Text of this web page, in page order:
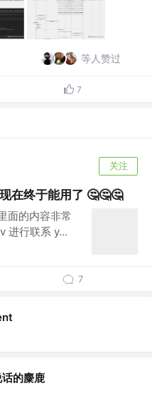
等人赞过
7
关注
在终于能用了 🤔🤔🤔
面的内容非常
进行联系 y...
7
的麋鹿